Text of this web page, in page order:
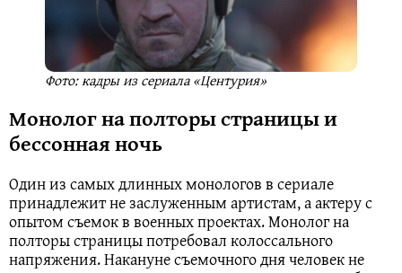
Фото: кадры из сериала «Центурия»
Монолог на полторы страницы и
бессонная ночь
Один из самых длинных монологов в сериале
принадлежит не заслуженным артистам, а актеру с
опытом съемок в военных проектах. Монолог на
полторы страницы потребовал колоссального
напряжения. Накануне съемочного дня человек не